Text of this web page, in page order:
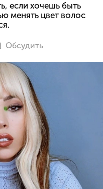
если хочешь быть
менять цвет волос
Обсудить